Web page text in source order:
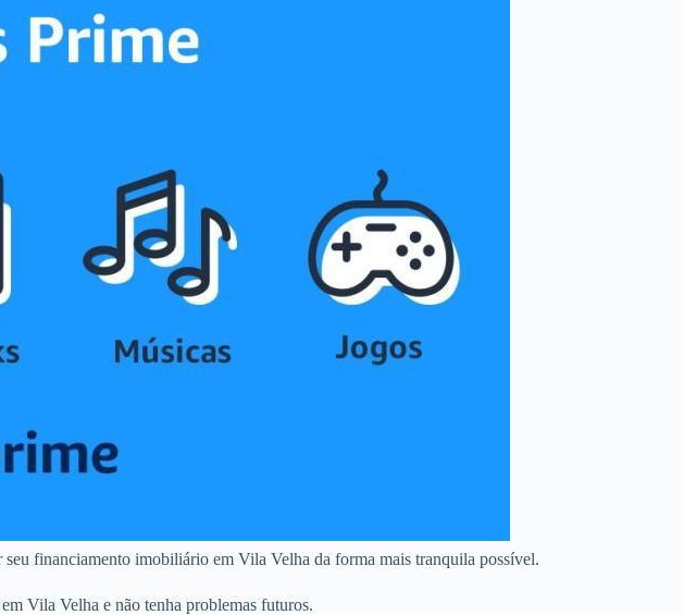
financiamento imobiliário em Vila Velha da forma mais tranquila possível.
Vila Velha e não tenha problemas futuros.